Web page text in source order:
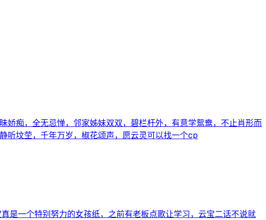
痴，全无忌惮，邻家姊妹双双，碧栏杆外，有意学鸳鸯，不止肖形而
听坟茔，千年万岁，椒花颂声，愿云灵可以找一个cp
是一个特别努力的女孩纸，之前有老板点歌让学习，云宝二话不说就